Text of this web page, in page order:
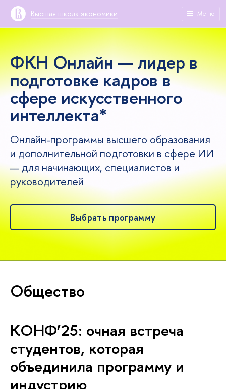
Высшая школа экономики Меню
ФКН Онлайн — лидер в
подготовке кадров в
сфере искусственного
интеллекта*
Онлайн-программы высшего образования
и дополнительной подготовки в сфере ИИ
— для начинающих, специалистов и
руководителей
Выбрать программу
Общество
КОНФ’25: очная встреча
студентов, которая
объединила программу и
индустрию